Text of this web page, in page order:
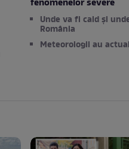
Unde va fi cald și
România
Meteorologii au